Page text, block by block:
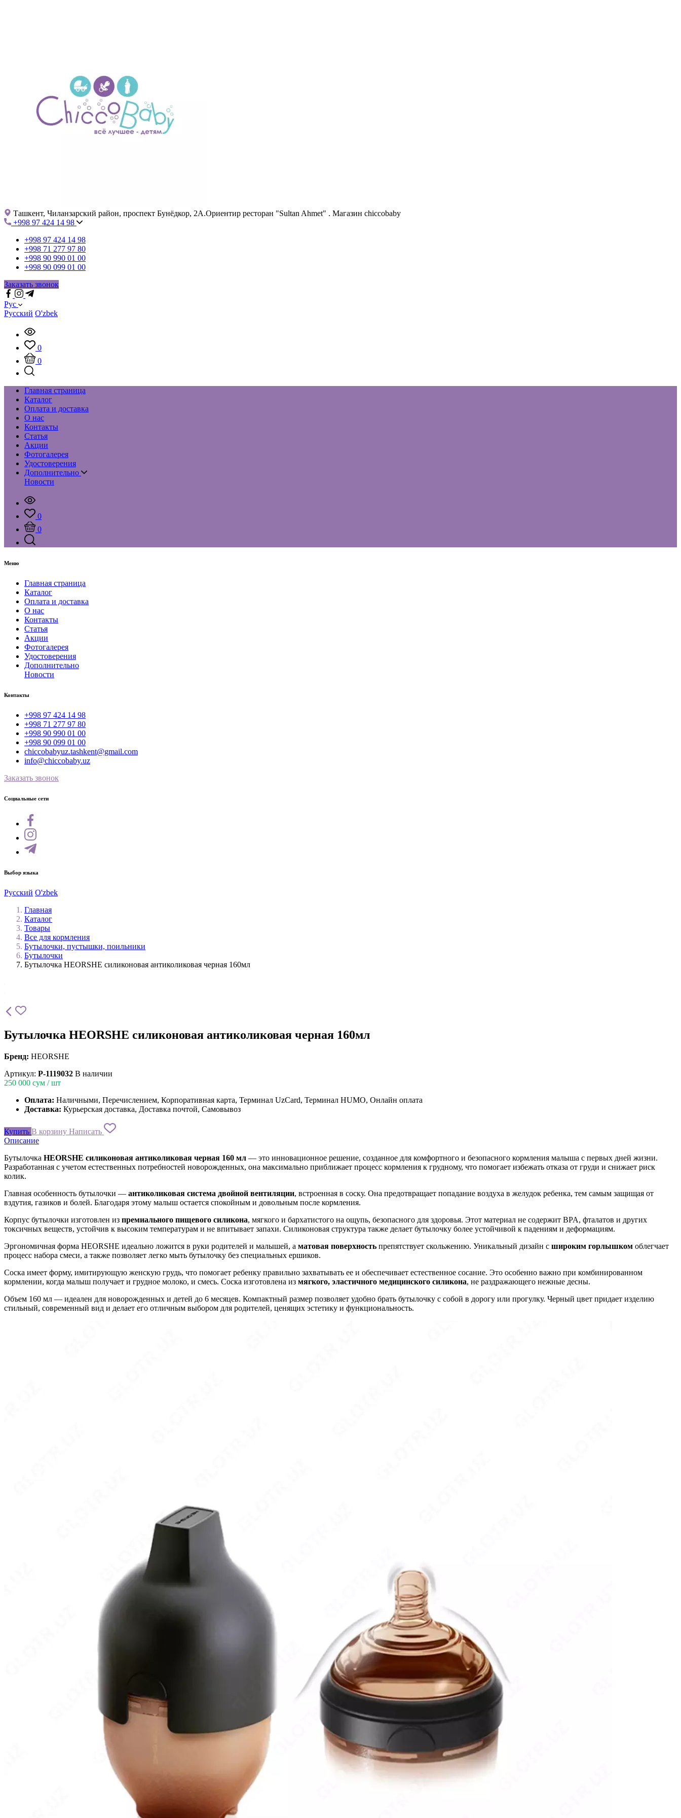
Ташкент, Чиланзарский район, проспект Бунёдкор, 2А.Ориентир ресторан "Sultan Ahmet" . Магазин chiccobaby
+998 97 424 14 98
+998 97 424 14 98
+998 71 277 97 80
+998 90 990 01 00
+998 90 099 01 00
Заказать звонок
Рус
Русский O'zbek
0
0
Главная страница
Каталог
Оплата и доставка
О нас
Контакты
Статья
Акции
Фотогалерея
Удостоверения
Дополнительно
Новости
0
0
Меню
Главная страница
Каталог
Оплата и доставка
О нас
Контакты
Статья
Акции
Фотогалерея
Удостоверения
Дополнительно
Новости
Контакты
+998 97 424 14 98
+998 71 277 97 80
+998 90 990 01 00
+998 90 099 01 00
chiccobabyuz.tashkent@gmail.com
info@chiccobaby.uz
Заказать звонок
Социальные сети
Выбор языка
Русский O'zbek
Главная
Каталог
Товары
Все для кормления
Бутылочки, пустышки, поильники
Бутылочки
Бутылочка HEORSHE силиконовая антиколиковая черная 160мл
Бутылочка HEORSHE силиконовая антиколиковая черная 160мл
Бренд: HEORSHE
Артикул: P-1119032 В наличии
250 000 сум / шт
Оплата: Наличными, Перечислением, Корпоративная карта, Терминал UzCard, Терминал HUMO, Онлайн оплата
Доставка: Курьерская доставка, Доставка почтой, Самовывоз
Купить В корзину Написать
Описание
Бутылочка HEORSHE силиконовая антиколиковая черная 160 мл — это инновационное решение, созданное для комфортного и безопасного кормления малыша с первых дней жизни.
Разработанная с учетом естественных потребностей новорожденных, она максимально приближает процесс кормления к грудному, что помогает избежать отказа от груди и снижает риск
колик.
Главная особенность бутылочки — антиколиковая система двойной вентиляции, встроенная в соску. Она предотвращает попадание воздуха в желудок ребенка, тем самым защищая от
вздутия, газиков и болей. Благодаря этому малыш остается спокойным и довольным после кормления.
Корпус бутылочки изготовлен из премиального пищевого силикона, мягкого и бархатистого на ощупь, безопасного для здоровья. Этот материал не содержит BPA, фталатов и других
токсичных веществ, устойчив к высоким температурам и не впитывает запахи. Силиконовая структура также делает бутылочку более устойчивой к падениям и деформациям.
Эргономичная форма HEORSHE идеально ложится в руки родителей и малышей, а матовая поверхность препятствует скольжению. Уникальный дизайн с широким горлышком облегчает
процесс набора смеси, а также позволяет легко мыть бутылочку без специальных ершиков.
Соска имеет форму, имитирующую женскую грудь, что помогает ребенку правильно захватывать ее и обеспечивает естественное сосание. Это особенно важно при комбинированном
кормлении, когда малыш получает и грудное молоко, и смесь. Соска изготовлена из мягкого, эластичного медицинского силикона, не раздражающего нежные десны.
Объем 160 мл — идеален для новорожденных и детей до 6 месяцев. Компактный размер позволяет удобно брать бутылочку с собой в дорогу или прогулку. Черный цвет придает изделию
стильный, современный вид и делает его отличным выбором для родителей, ценящих эстетику и функциональность.